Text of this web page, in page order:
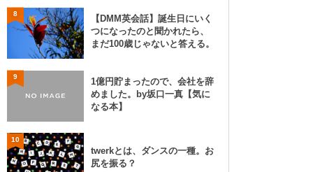
8
【DMM英会話】誕生日にいく
つになったのと聞かれたら、
まだ100歳じゃないと答える。
9
1億円貯まったので、会社を辞
めました。by坂口一真【気に
なる本】
10
twerkとは、ダンスの一種。お
尻を振る？